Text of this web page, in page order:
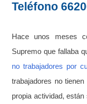
Teléfono
Hace unos meses
Supremo que fallaba
no trabajadores por
trabajadores no
propia actividad,